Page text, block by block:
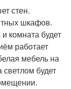
стен.
шкафов.
комната будет
работает
мебель на
будет